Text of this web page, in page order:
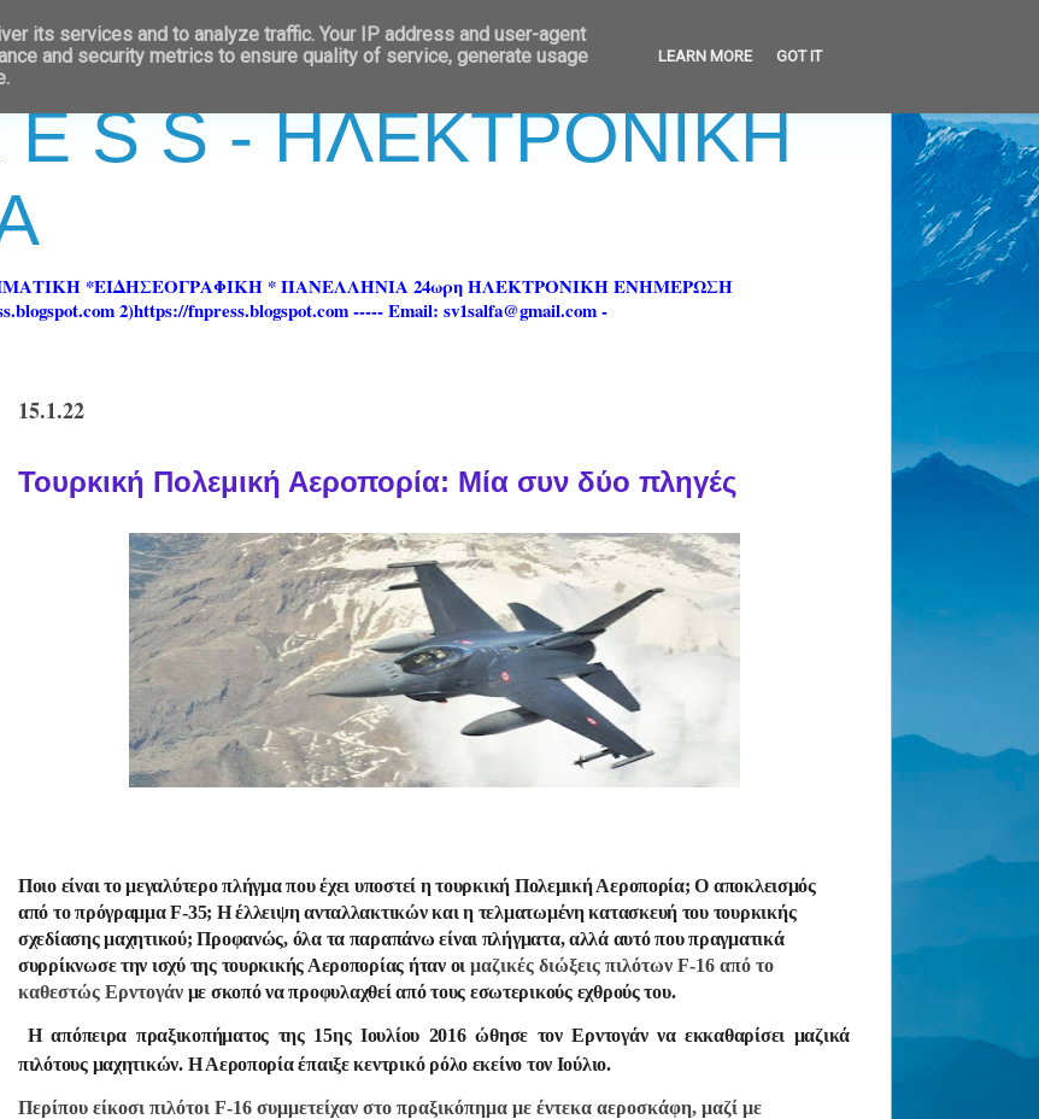
E S S - ΗΛΕΚΤΡΟΝΙΚΗ
*ΕΙΔΗΣΕΟΓΡΑΦΙΚΗ * ΠΑΝΕΛΛΗΝΙΑ 24ωρη ΗΛΕΚΤΡΟΝΙΚΗ ΕΝΗΜΕΡΩΣΗ
2)https://fnpress.blogspot.com ----- Email: sv1salfa@gmail.com -
15.1.22
Τουρκική Πολεμική Αεροπορία: Μία συν δύο πληγές
Ποιο είναι το μεγαλύτερο πλήγμα που έχει υποστεί η τουρκική Πολεμική Αεροπορία; Ο αποκλεισμός
από το πρόγραμμα F-35; Η έλλειψη ανταλλακτικών και η τελματωμένη κατασκευή του τουρκικής
σχεδίασης μαχητικού; Προφανώς, όλα τα παραπάνω είναι πλήγματα, αλλά αυτό που πραγματικά
συρρίκνωσε την ισχύ της τουρκικής Αεροπορίας ήταν οι μαζικές διώξεις πιλότων F-16 από το
καθεστώς Ερντογάν με σκοπό να προφυλαχθεί από τους εσωτερικούς εχθρούς του.
Η απόπειρα πραξικοπήματος της 15ης Ιουλίου 2016 ώθησε τον Ερντογάν να εκκαθαρίσει μαζικά
πιλότους μαχητικών. Η Αεροπορία έπαιξε κεντρικό ρόλο εκείνο τον Ιούλιο.
Περίπου είκοσι πιλότοι F-16 συμμετείχαν στο πραξικόπημα με έντεκα αεροσκάφη, μαζί με
its services and to analyze traffic. Your IP address and user-agent
and security metrics to ensure quality of service, generate usage
LEARN MORE GOT IT